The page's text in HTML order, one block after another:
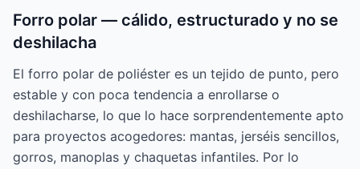
Forro polar — cálido, estructurado y no se
deshilacha
El forro polar de poliéster es un tejido de punto, pero
estable y con poca tendencia a enrollarse o
deshilacharse, lo que lo hace sorprendentemente apto
para proyectos acogedores: mantas, jerséis sencillos,
gorros, manoplas y chaquetas infantiles. Por lo